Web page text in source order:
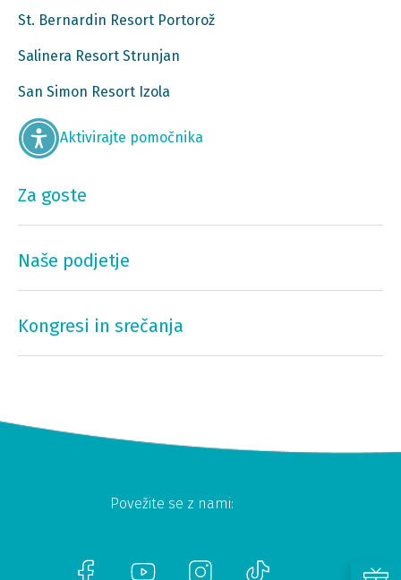
St. Bernardin Resort Portorož
Salinera Resort Strunjan
San Simon Resort Izola
Aktivirajte pomočnika
Za goste
Naše podjetje
Kongresi in srečanja
Povežite se z nami: